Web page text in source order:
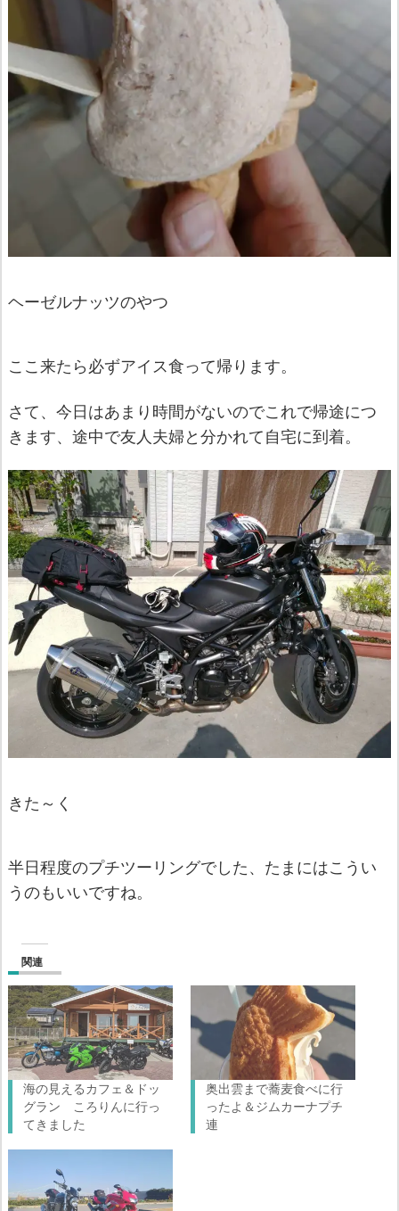
ヘーゼルナッツのやつ
ここ来たら必ずアイス食って帰ります。
さて、今日はあまり時間がないのでこれで帰途につ
きます、途中で友人夫婦と分かれて自宅に到着。
きた～く
半日程度のプチツーリングでした、たまにはこうい
うのもいいですね。
関連
海の見えるカフェ＆ドッ
グラン ころりんに行っ
てきました
奥出雲まで蕎麦食べに行
ったよ＆ジムカーナプチ
連